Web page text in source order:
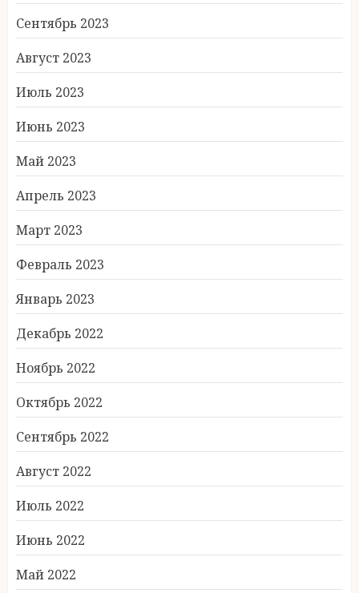
Сентябрь 2023
Август 2023
Июль 2023
Июнь 2023
Май 2023
Апрель 2023
Март 2023
Февраль 2023
Январь 2023
Декабрь 2022
Ноябрь 2022
Октябрь 2022
Сентябрь 2022
Август 2022
Июль 2022
Июнь 2022
Май 2022